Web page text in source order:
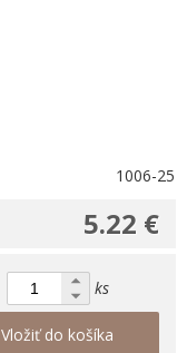
1006-25
5.22 €
ks
Vložiť do košíka